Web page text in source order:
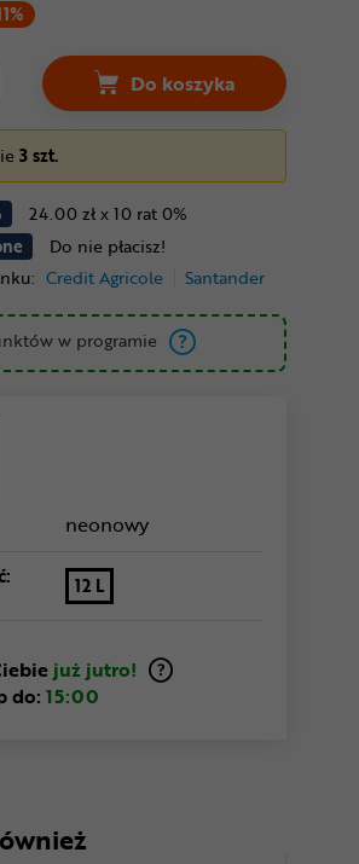
24.00 zł x 10 rat 0%
Do nie płacisz!
Credit Agricole Santander
Do koszyka
3 szt.
w programie
neonowy
12 L
już jutro!
do: 15:00